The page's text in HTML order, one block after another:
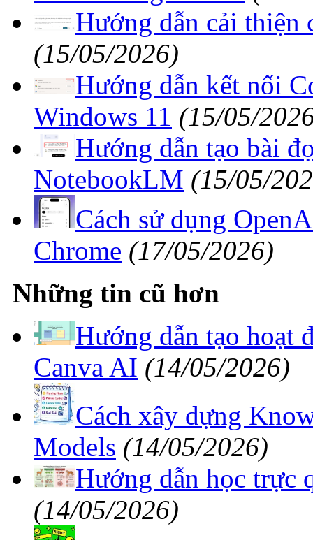
Hướng dẫn cải thiện
(15/05/2026)
Hướng dẫn kết nối
Windows 11 (15/05/
Hướng dẫn tạo bài
NotebookLM (15/05/
Cách sử dụng
Chrome (17/05/2026)
Những tin cũ hơn
Hướng dẫn tạo hoạt
Canva AI (14/05/2026)
Cách xây dựng
Models (14/05/2026)
Hướng dẫn học trực
(14/05/2026)